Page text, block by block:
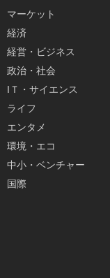
マーケット
経済
経営・ビジネス
政治・社会
IＴ・サイエンス
ライフ
エンタメ
環境・エコ
中小・ベンチャー
国際